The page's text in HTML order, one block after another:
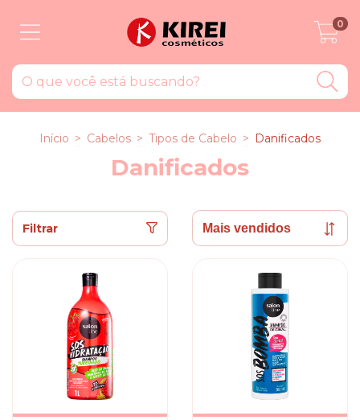
0
Início > Cabelos > Tipos de Cabelo > Danificados
Danificados
Filtrar